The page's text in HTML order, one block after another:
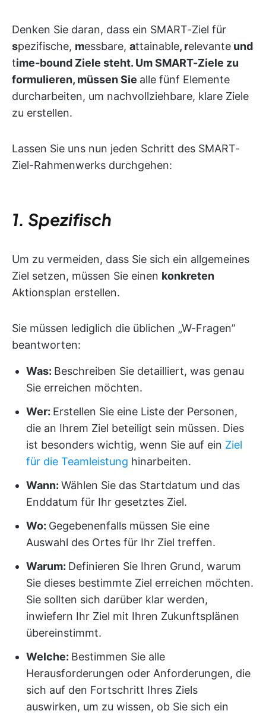
Denken Sie daran, dass ein SMART-Ziel für
spezifische, messbare, attainable, relevante und
time-bound Ziele steht. Um SMART-Ziele zu
formulieren, müssen Sie alle fünf Elemente
durcharbeiten, um nachvollziehbare, klare Ziele
zu erstellen.
Lassen Sie uns nun jeden Schritt des SMART-
Ziel-Rahmenwerks durchgehen:
1. Spezifisch
Um zu vermeiden, dass Sie sich ein allgemeines
Ziel setzen, müssen Sie einen konkreten
Aktionsplan erstellen.
Sie müssen lediglich die üblichen „W-Fragen”
beantworten:
Was: Beschreiben Sie detailliert, was genau
Sie erreichen möchten.
Wer: Erstellen Sie eine Liste der Personen,
die an Ihrem Ziel beteiligt sein müssen. Dies
ist besonders wichtig, wenn Sie auf ein Ziel
für die Teamleistung hinarbeiten.
Wann: Wählen Sie das Startdatum und das
Enddatum für Ihr gesetztes Ziel.
Wo: Gegebenenfalls müssen Sie eine
Auswahl des Ortes für Ihr Ziel treffen.
Warum: Definieren Sie Ihren Grund, warum
Sie dieses bestimmte Ziel erreichen möchten.
Sie sollten sich darüber klar werden,
inwiefern Ihr Ziel mit Ihren Zukunftsplänen
übereinstimmt.
Welche: Bestimmen Sie alle
Herausforderungen oder Anforderungen, die
sich auf den Fortschritt Ihres Ziels
auswirken, um zu wissen, ob Sie sich ein